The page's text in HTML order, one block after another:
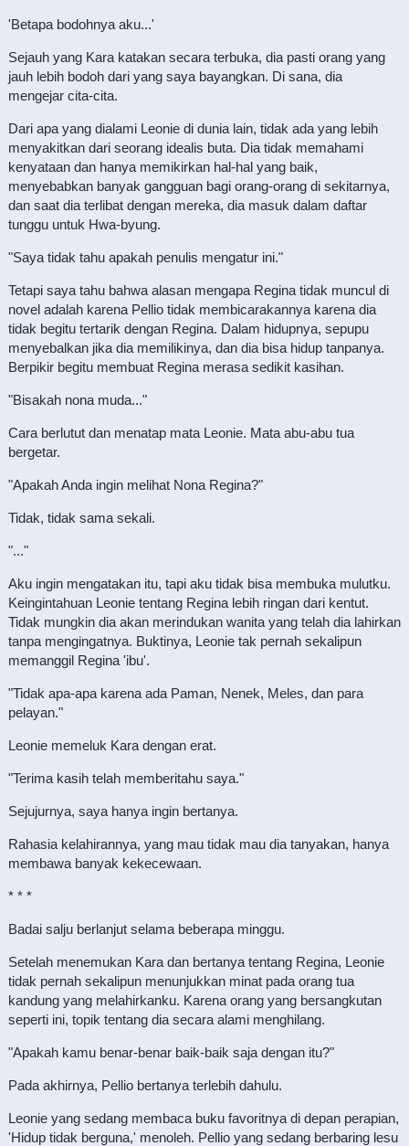
'Betapa bodohnya aku...'
Sejauh yang Kara katakan secara terbuka, dia pasti orang yang
jauh lebih bodoh dari yang saya bayangkan. Di sana, dia
mengejar cita-cita.
Dari apa yang dialami Leonie di dunia lain, tidak ada yang lebih
menyakitkan dari seorang idealis buta. Dia tidak memahami
kenyataan dan hanya memikirkan hal-hal yang baik,
menyebabkan banyak gangguan bagi orang-orang di sekitarnya,
dan saat dia terlibat dengan mereka, dia masuk dalam daftar
tunggu untuk Hwa-byung.
"Saya tidak tahu apakah penulis mengatur ini."
Tetapi saya tahu bahwa alasan mengapa Regina tidak muncul di
novel adalah karena Pellio tidak membicarakannya karena dia
tidak begitu tertarik dengan Regina. Dalam hidupnya, sepupu
menyebalkan jika dia memilikinya, dan dia bisa hidup tanpanya.
Berpikir begitu membuat Regina merasa sedikit kasihan.
"Bisakah nona muda..."
Cara berlutut dan menatap mata Leonie. Mata abu-abu tua
bergetar.
"Apakah Anda ingin melihat Nona Regina?"
Tidak, tidak sama sekali.
"..."
Aku ingin mengatakan itu, tapi aku tidak bisa membuka mulutku.
Keingintahuan Leonie tentang Regina lebih ringan dari kentut.
Tidak mungkin dia akan merindukan wanita yang telah dia lahirkan
tanpa mengingatnya. Buktinya, Leonie tak pernah sekalipun
memanggil Regina 'ibu'.
"Tidak apa-apa karena ada Paman, Nenek, Meles, dan para
pelayan."
Leonie memeluk Kara dengan erat.
"Terima kasih telah memberitahu saya."
Sejujurnya, saya hanya ingin bertanya.
Rahasia kelahirannya, yang mau tidak mau dia tanyakan, hanya
membawa banyak kekecewaan.
* * *
Badai salju berlanjut selama beberapa minggu.
Setelah menemukan Kara dan bertanya tentang Regina, Leonie
tidak pernah sekalipun menunjukkan minat pada orang tua
kandung yang melahirkanku. Karena orang yang bersangkutan
seperti ini, topik tentang dia secara alami menghilang.
"Apakah kamu benar-benar baik-baik saja dengan itu?"
Pada akhirnya, Pellio bertanya terlebih dahulu.
Leonie yang sedang membaca buku favoritnya di depan perapian,
'Hidup tidak berguna,' menoleh. Pellio yang sedang berbaring lesu